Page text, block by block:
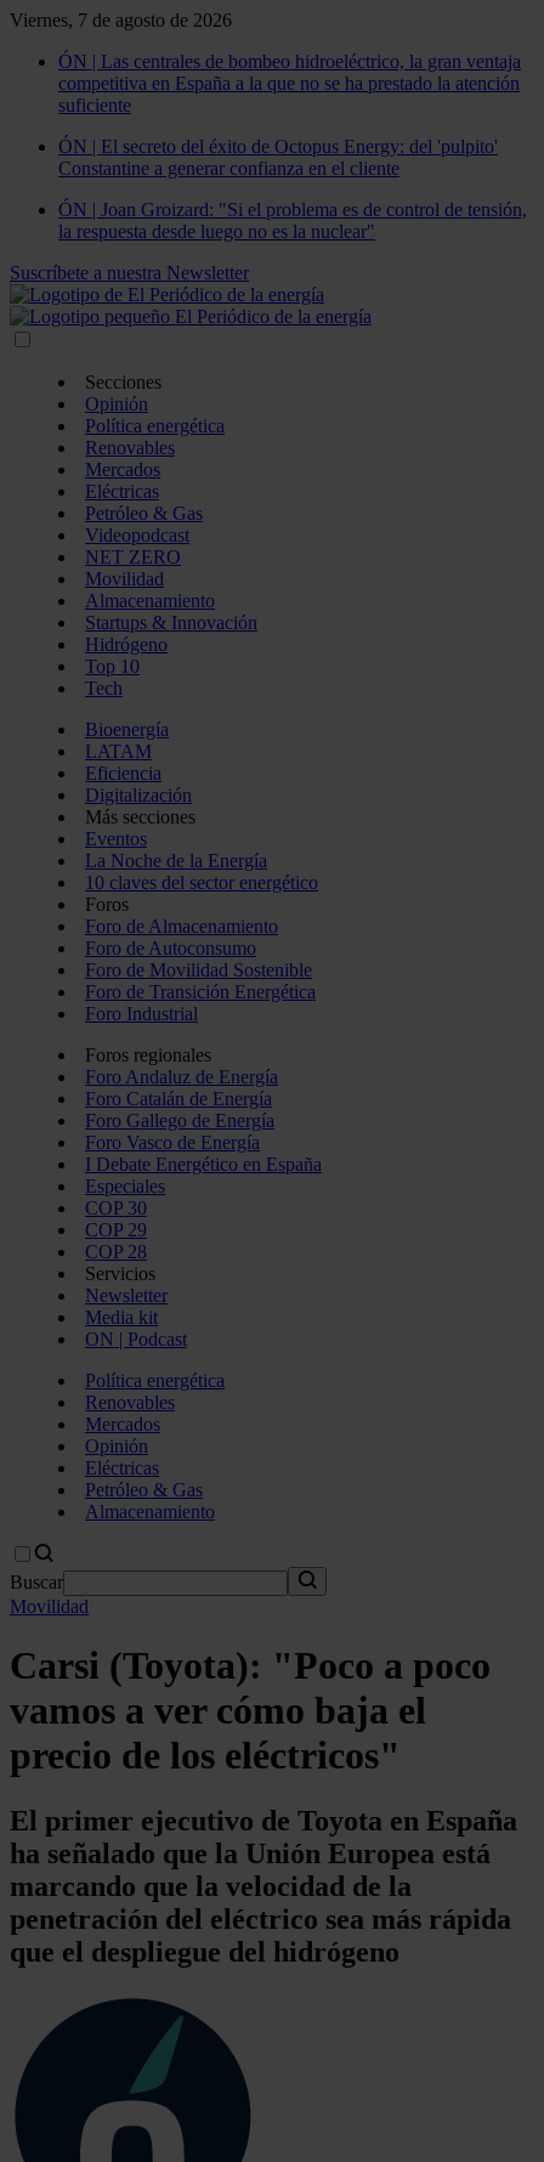
Viernes, 7 de agosto de 2026
ÓN | Las centrales de bombeo hidroeléctrico, la gran ventaja
competitiva en España a la que no se ha prestado la atención
suficiente
ÓN | El secreto del éxito de Octopus Energy: del 'pulpito'
Constantine a generar confianza en el cliente
ÓN | Joan Groizard: "Si el problema es de control de tensión,
la respuesta desde luego no es la nuclear"
Suscríbete a nuestra Newsletter
Secciones
Opinión
Política energética
Renovables
Mercados
Eléctricas
Petróleo & Gas
Videopodcast
NET ZERO
Movilidad
Almacenamiento
Startups & Innovación
Hidrógeno
Top 10
Tech
Bioenergía
LATAM
Eficiencia
Digitalización
Más secciones
Eventos
La Noche de la Energía
10 claves del sector energético
Foros
Foro de Almacenamiento
Foro de Autoconsumo
Foro de Movilidad Sostenible
Foro de Transición Energética
Foro Industrial
Foros regionales
Foro Andaluz de Energía
Foro Catalán de Energía
Foro Gallego de Energía
Foro Vasco de Energía
I Debate Energético en España
Especiales
COP 30
COP 29
COP 28
Servicios
Newsletter
Media kit
ON | Podcast
Política energética
Renovables
Mercados
Opinión
Eléctricas
Petróleo & Gas
Almacenamiento
Buscar
Movilidad
Carsi (Toyota): "Poco a poco
vamos a ver cómo baja el
precio de los eléctricos"
El primer ejecutivo de Toyota en España
ha señalado que la Unión Europea está
marcando que la velocidad de la
penetración del eléctrico sea más rápida
que el despliegue del hidrógeno